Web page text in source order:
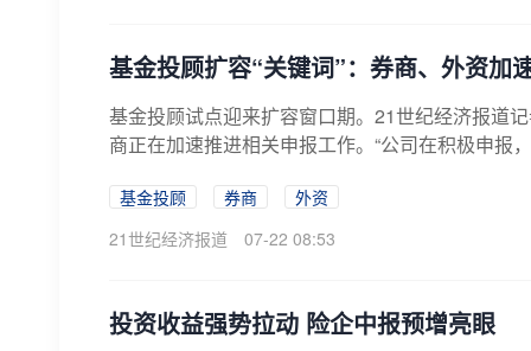
基金投顾扩容“关键词”：券商、外资加
基金投顾试点迎来扩容窗口期。21世纪经济报道
商正在加速推进相关申报工作。“公司在积极申报
基金投顾 券商
外资
21世纪经济报道
07-22 08:53
投资收益强势拉动 险企中报预增亮眼